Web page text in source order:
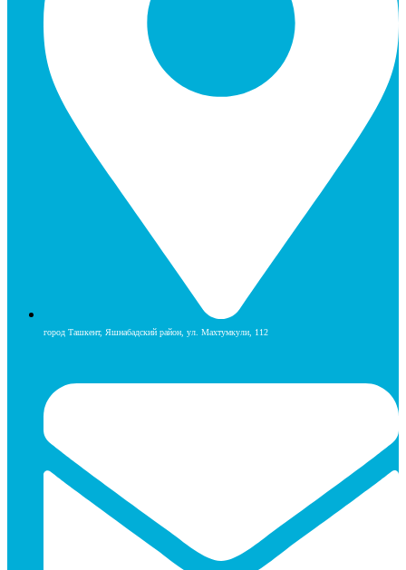
город Ташкент, Яшнабадский район, ул. Махтумкули, 112